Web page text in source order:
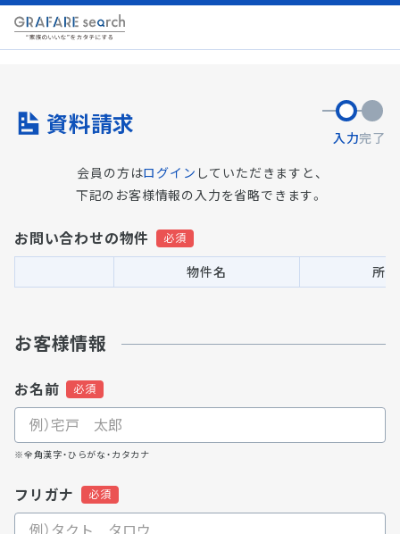
資料請求 入力完了
会員の方はログイン していただきますと、
下記のお客様情報の入力を省略できます。
お問い合わせの物件
物件名 所
お客様情報
お名前
※全角漢字・ひらがな・カタカナ
フリガナ